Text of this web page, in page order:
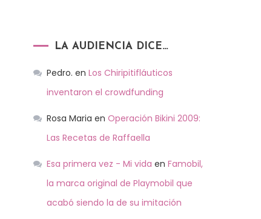
LA AUDIENCIA DICE…
Pedro. en Los Chiripitifláuticos
inventaron el crowdfunding
Rosa Maria en Operación Bikini 2009:
Las Recetas de Raffaella
Esa primera vez - Mi vida en Famobil,
la marca original de Playmobil que
acabó siendo la de su imitación